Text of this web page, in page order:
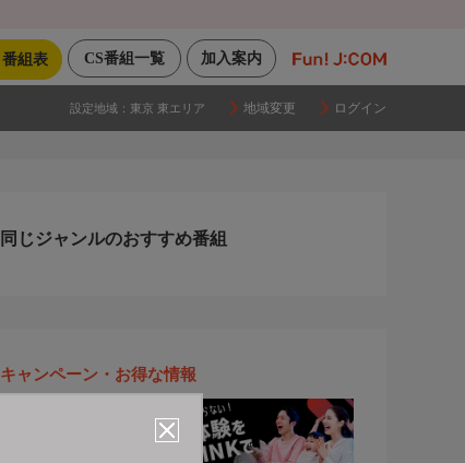
加入案内
CS番組一覧
番組表
設定地域： 東京 東エリア 地域変更 ログイン
同じジャンルのおすすめ番組
キャンペーン・お得な情報